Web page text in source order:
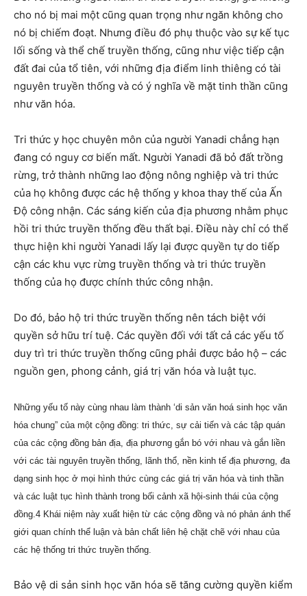
cho nó bị mai một cũng quan trọng như ngăn không cho
nó bị chiếm đoạt. Nhưng điều đó phụ thuộc vào sự kế tục
lối sống và thể chế truyền thống, cũng như việc tiếp cận
đất đai của tổ tiên, với những địa điểm linh thiêng có tài
nguyên truyền thống và có ý nghĩa về mặt tinh thần cũng
như văn hóa.
Tri thức y học chuyên môn của người Yanadi chẳng hạn
đang có nguy cơ biến mất. Người Yanadi đã bỏ đất trồng
rừng, trở thành những lao động nông nghiệp và tri thức
của họ không được các hệ thống y khoa thay thế của Ấn
Độ công nhận. Các sáng kiến của địa phương nhằm phục
hồi tri thức truyền thống đều thất bại. Điều này chỉ có thể
thực hiện khi người Yanadi lấy lại được quyền tự do tiếp
cận các khu vực rừng truyền thống và tri thức truyền
thống của họ được chính thức công nhận.
Do đó, bảo hộ tri thức truyền thống nên tách biệt với
quyền sở hữu trí tuệ. Các quyền đối với tất cả các yếu tố
duy trì tri thức truyền thống cũng phải được bảo hộ – các
nguồn gen, phong cảnh, giá trị văn hóa và luật tục.
Những yếu tố này cùng nhau làm thành ‘di sản văn hoá sinh học văn
hóa chung” của một cộng đồng: tri thức, sự cải tiến và các tập quán
của các cộng đồng bản địa, địa phương gắn bó với nhau và gắn liền
với các tài nguyên truyền thống, lãnh thổ, nền kinh tế địa phương, đa
dạng sinh học ở mọi hình thức cùng các giá trị văn hóa và tinh thần
và các luật tục hình thành trong bối cảnh xã hội-sinh thái của cộng
đồng.4 Khái niệm này xuất hiện từ các cộng đồng và nó phản ánh thế
giới quan chính thể luận và bản chất liên hệ chặt chẽ với nhau của
các hệ thống tri thức truyền thống.
Bảo vệ di sản sinh học văn hóa sẽ tăng cường quyền kiểm